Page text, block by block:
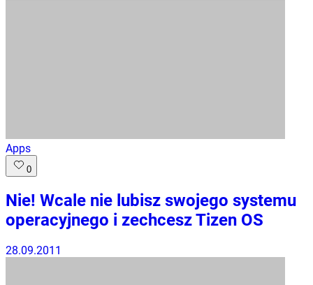
Apps
0
Nie! Wcale nie lubisz swojego systemu
operacyjnego i zechcesz Tizen OS
28.09.2011